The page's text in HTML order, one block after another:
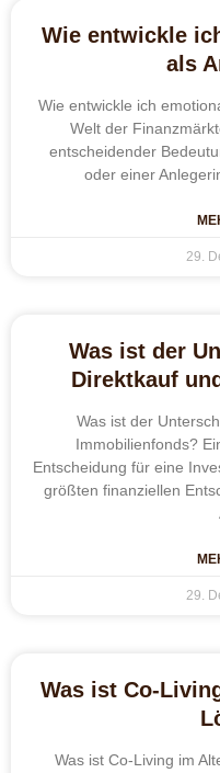
Wie entwickle
als
Wie entwickle ich
Welt der
entscheidender
oder einer
29.
Was ist der
Direktkauf
Was ist der
Immobilienfonds?
Entscheidung für eine
größten finanziellen
29.
Was ist Co-
Was ist Co-Living im